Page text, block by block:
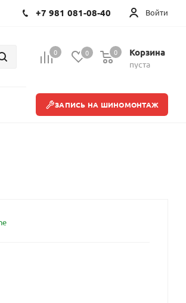
Войти
+7 981 081-08-40
0 0 Корзина
пуста
0
ЗАПИСЬ НА ШИНОМОНТАЖ